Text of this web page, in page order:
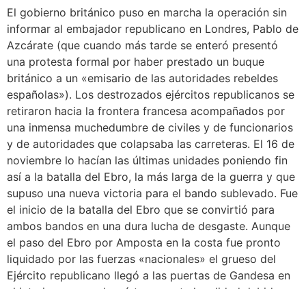
El gobierno británico puso en marcha la operación sin
informar al embajador republicano en Londres, Pablo de
Azcárate (que cuando más tarde se enteró presentó
una protesta formal por haber prestado un buque
británico a un «emisario de las autoridades rebeldes
españolas»). Los destrozados ejércitos republicanos se
retiraron hacia la frontera francesa acompañados por
una inmensa muchedumbre de civiles y de funcionarios
y de autoridades que colapsaba las carreteras. El 16 de
noviembre lo hacían las últimas unidades poniendo fin
así a la batalla del Ebro, la más larga de la guerra y que
supuso una nueva victoria para el bando sublevado.​ Fue
el inicio de la batalla del Ebro que se convirtió para
ambos bandos en una dura lucha de desgaste.​ Aunque
el paso del Ebro por Amposta en la costa fue pronto
liquidado por las fuerzas «nacionales» el grueso del
Ejército republicano llegó a las puertas de Gandesa en